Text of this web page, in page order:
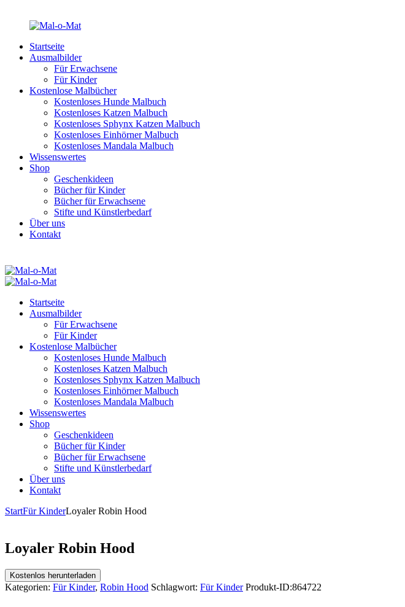
Startseite
Ausmalbilder
Für Erwachsene
Für Kinder
Kostenlose Malbücher
Kostenloses Hunde Malbuch
Kostenloses Katzen Malbuch
Kostenloses Sphynx Katzen Malbuch
Kostenloses Einhörner Malbuch
Kostenloses Mandala Malbuch
Wissenswertes
Shop
Geschenkideen
Bücher für Kinder
Bücher für Erwachsene
Stifte und Künstlerbedarf
Über uns
Kontakt
Startseite
Ausmalbilder
Für Erwachsene
Für Kinder
Kostenlose Malbücher
Kostenloses Hunde Malbuch
Kostenloses Katzen Malbuch
Kostenloses Sphynx Katzen Malbuch
Kostenloses Einhörner Malbuch
Kostenloses Mandala Malbuch
Wissenswertes
Shop
Geschenkideen
Bücher für Kinder
Bücher für Erwachsene
Stifte und Künstlerbedarf
Über uns
Kontakt
StartFür KinderLoyaler Robin Hood
Loyaler Robin Hood
Kostenlos herunterladen
Kategorien: Für Kinder, Robin Hood Schlagwort: Für Kinder Produkt-ID:864722